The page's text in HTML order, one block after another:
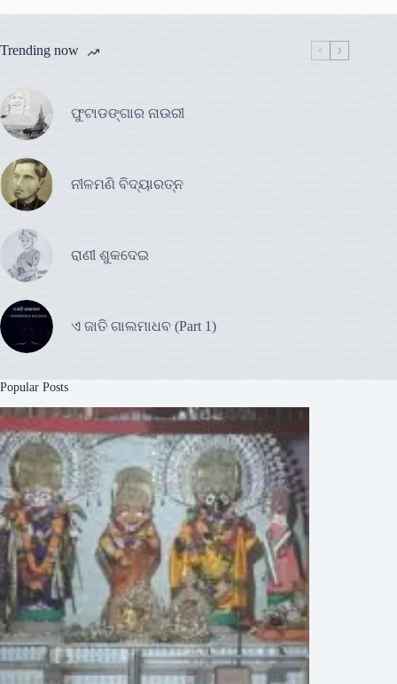
Trending now
ଫୁଟାଡଙ୍ଗାର ନାଉରୀ
ନୀଳମଣି ବିଦ୍ୟାରତ୍ନ
ରାଣୀ ଶୁକଦେଇ
ଏ ଜାତି ଗାଲମାଧବ (Part 1)
Popular Posts